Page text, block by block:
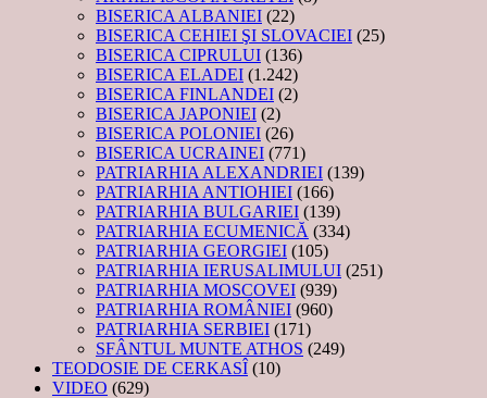
BISERICA ALBANIEI (22)
BISERICA CEHIEI ŞI SLOVACIEI (25)
BISERICA CIPRULUI (136)
BISERICA ELADEI (1.242)
BISERICA FINLANDEI (2)
BISERICA JAPONIEI (2)
BISERICA POLONIEI (26)
BISERICA UCRAINEI (771)
PATRIARHIA ALEXANDRIEI (139)
PATRIARHIA ANTIOHIEI (166)
PATRIARHIA BULGARIEI (139)
PATRIARHIA ECUMENICĂ (334)
PATRIARHIA GEORGIEI (105)
PATRIARHIA IERUSALIMULUI (251)
PATRIARHIA MOSCOVEI (939)
PATRIARHIA ROMÂNIEI (960)
PATRIARHIA SERBIEI (171)
SFÂNTUL MUNTE ATHOS (249)
TEODOSIE DE CERKASÎ (10)
VIDEO (629)